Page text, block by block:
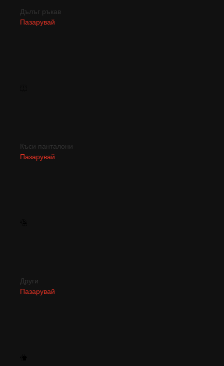
Дълъг ръкав
Пазарувай
Къси панталони
Пазарувай
Други
Пазарувай